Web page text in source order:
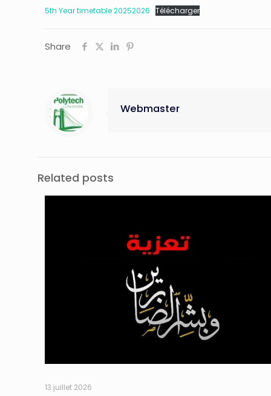
5th Year timetable 20252026 Télécharger
Share
Webmaster
Related posts
13 juillet 2026